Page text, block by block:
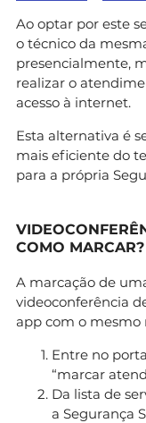
Ao optar por este
o técnico da
presencialmente,
realizar o
acesso à internet.
Esta alternativa é
mais eficiente do
para a própria
COMO MARCAR?
A marcação de
videoconferência
app com o mesmo
Entre no
“marcar
Da lista de
a Segurança